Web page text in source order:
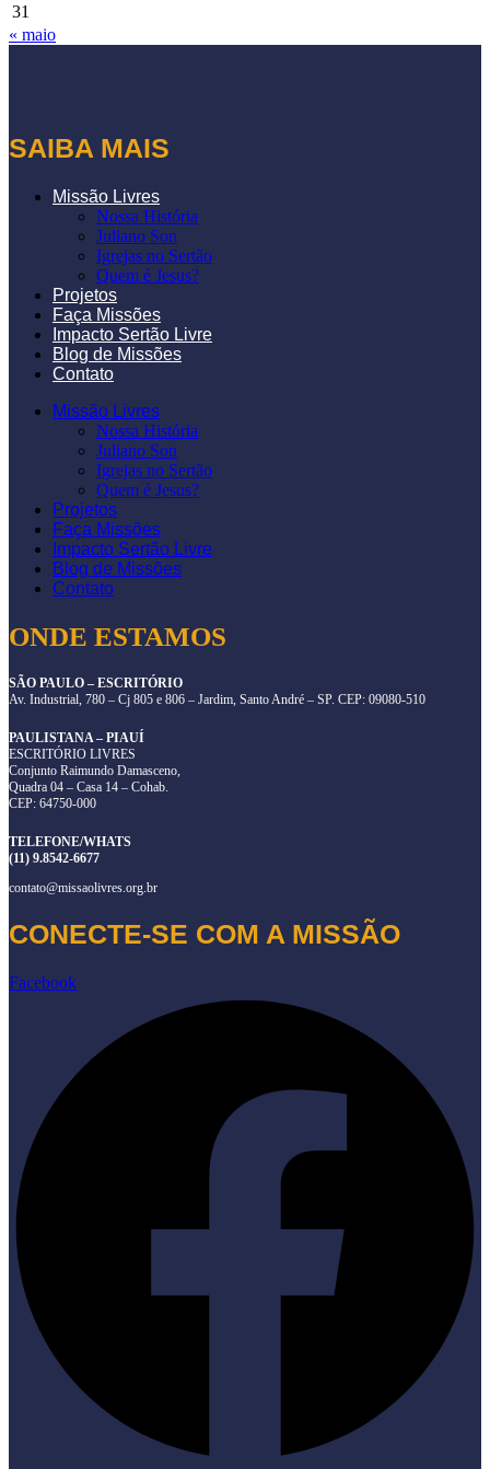
31
« maio
SAIBA MAIS
Missão Livres
Nossa História
Juliano Son
Igrejas no Sertão
Quem é Jesus?
Projetos
Faça Missões
Impacto Sertão Livre
Blog de Missões
Contato
Missão Livres
Nossa História
Juliano Son
Igrejas no Sertão
Quem é Jesus?
Projetos
Faça Missões
Impacto Sertão Livre
Blog de Missões
Contato
ONDE ESTAMOS
SÃO PAULO – ESCRITÓRIO
Av. Industrial, 780 – Cj 805 e 806 – Jardim, Santo André – SP. CEP: 09080-510
PAULISTANA – PIAUÍ
ESCRITÓRIO LIVRES
Conjunto Raimundo Damasceno,
Quadra 04 – Casa 14 – Cohab.
CEP: 64750-000
TELEFONE/WHATS
(11) 9.8542-6677
contato@missaolivres.org.br
CONECTE-SE COM A MISSÃO
Facebook